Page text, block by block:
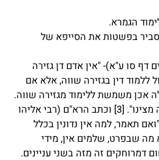
הגמרא.
בפשטות את הסייפא של
דף סו ע"א)- "אין אדם דן גזירה
ללמוד דין בגזירה שווה, אלא אם
אכן משמשת ללימוד מגזירה שווה.
[2] לפעמים נקרא גם "במה מצינו". [3] וכתב הרא"ם (רבי אליהו
תאמר, למה אין נדונין בכלל
מה שבפרט, שלמים אין, מידי
דמרוחקים זה מזה בשני עניינים.